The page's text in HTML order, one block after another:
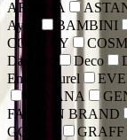
ARMINA
Aylin
BAMBINI
COLIZEY
Danubio
Deco
Emir Naturel
GAVANA
FALCON BRAND
GONCA
GRAFF